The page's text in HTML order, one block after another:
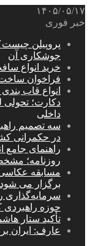
۱۴۰۵/۰۵/۱۷
خبر فوری
پروپیلن
جوشکاری آن
خرید انواع
فراخوان
انواع قاب
دکارت؛
داخلی
سه تصمیم
در حکمرانی
راهنمای جامع
روزنامه؛
مسابقه عکاسی
برگزار می شود
حوزه راهبردی
تأکید ستار
عارف: ایران